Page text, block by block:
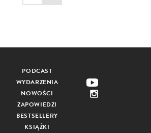
PODCAST
WYDARZENIA
NOWOŚCI
ZAPOWIEDZI
BESTSELLERY
KSIĄŻKI